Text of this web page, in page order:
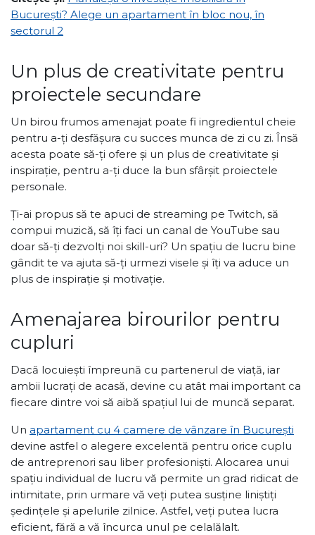
București? Alege un apartament în bloc nou, în
sectorul 2
Un plus de creativitate pentru
proiectele secundare
Un birou frumos amenajat poate fi ingredientul cheie
pentru a-ți desfășura cu succes munca de zi cu zi. Însă
acesta poate să-ți ofere și un plus de creativitate și
inspirație, pentru a-ți duce la bun sfârșit proiectele
personale.
Ți-ai propus să te apuci de streaming pe Twitch, să
compui muzică, să îți faci un canal de YouTube sau
doar să-ți dezvolți noi skill-uri? Un spațiu de lucru bine
gândit te va ajuta să-ți urmezi visele și îți va aduce un
plus de inspirație și motivație.
Amenajarea birourilor pentru
cupluri
Dacă locuiești împreună cu partenerul de viață, iar
ambii lucrați de acasă, devine cu atât mai important ca
fiecare dintre voi să aibă spațiul lui de muncă separat.
Un apartament cu 4 camere de vânzare în București
devine astfel o alegere excelentă pentru orice cuplu
de antreprenori sau liber profesioniști. Alocarea unui
spațiu individual de lucru vă permite un grad ridicat de
intimitate, prin urmare vă veți putea susține liniștiți
ședințele și apelurile zilnice. Astfel, veți putea lucra
eficient, fără a vă încurca unul pe celalălalt.